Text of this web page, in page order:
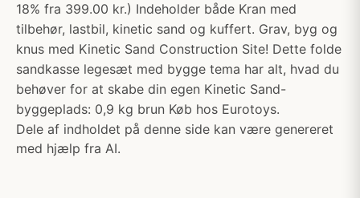
18% fra 399.00 kr.) Indeholder både Kran med
tilbehør, lastbil, kinetic sand og kuffert. Grav, byg og
knus med Kinetic Sand Construction Site! Dette folde
sandkasse legesæt med bygge tema har alt, hvad du
behøver for at skabe din egen Kinetic Sand-
byggeplads: 0,9 kg brun Køb hos Eurotoys.
Dele af indholdet på denne side kan være genereret
med hjælp fra AI.